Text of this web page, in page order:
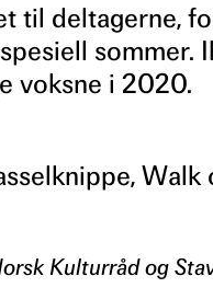
til deltagerne,
sommer.
voksne i 2020.
Kulturråd og